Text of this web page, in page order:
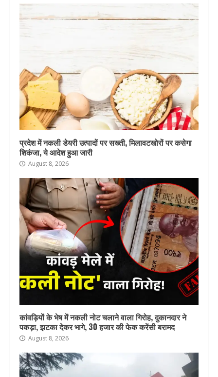
प्रदेश में नकली डेयरी उत्पादों पर सख्ती, मिलावटखोरों पर कसेगा
शिकंजा, ये आदेश हुआ जारी
August 8, 2026
कांवड़ियों के भेष में नकली नोट चलाने वाला गिरोह, दुकानदार ने
पकड़ा, झटका देकर भागे, 30 हजार की फेक करेंसी बरामद
August 8, 2026